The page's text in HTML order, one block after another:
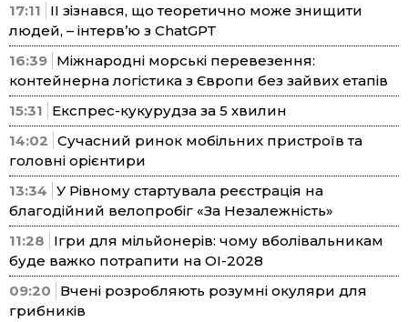
17:11
ІІ зізнався, що теоретично може знищити
людей, – інтерв’ю з ChatGPT
16:39 Міжнародні морські перевезення:
контейнерна логістика з Європи без зайвих етапів
15:31
Експрес-кукурудза за 5 хвилин
14:02 Сучасний ринок мобільних пристроїв та
головні орієнтири
13:34 У Рівному стартувала реєстрація на
благодійний велопробіг «За Незалежність»
11:28
Ігри для мільйонерів: чому вболівальникам
буде важко потрапити на ОІ-2028
09:20
Вчені розробляють розумні окуляри для
грибників